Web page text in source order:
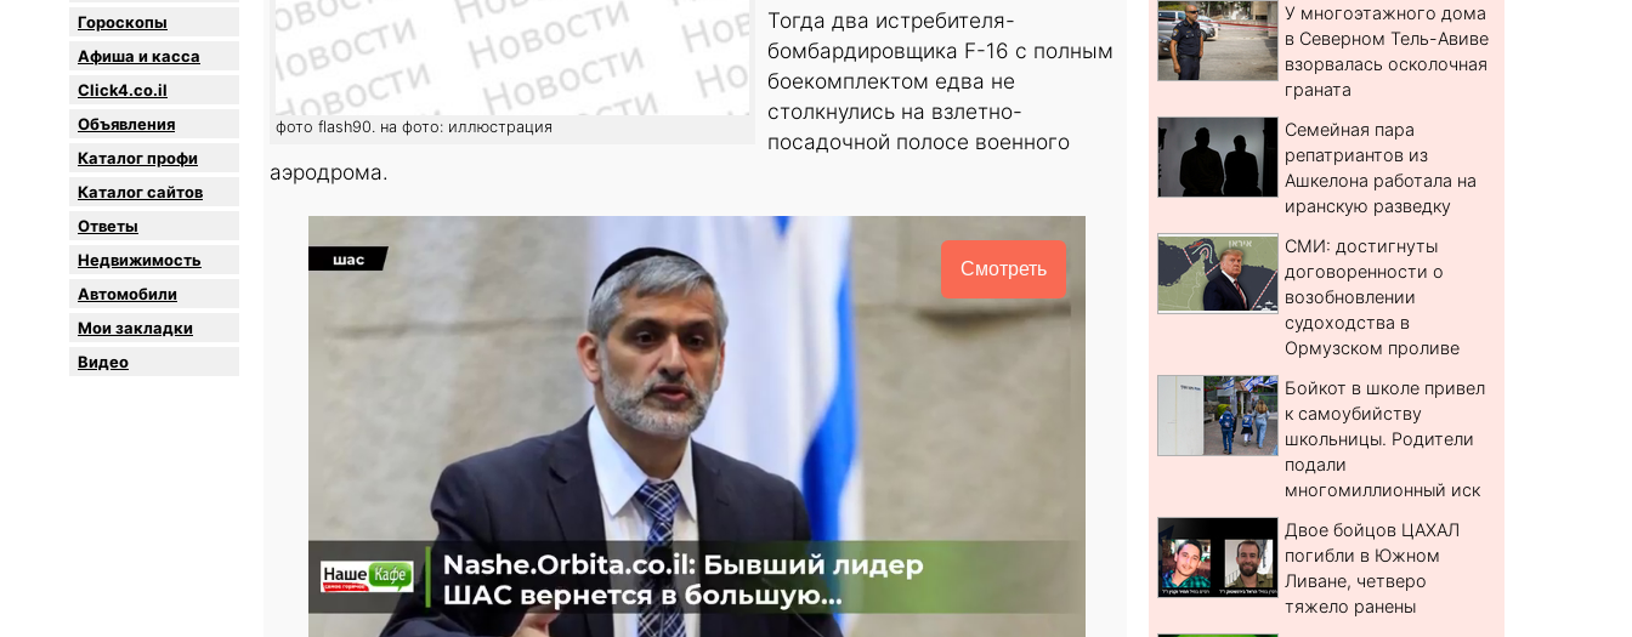
Гороскопы
Афиша и касса
Click4.co.il
Объявления
Каталог профи
Каталог сайтов
Oтветы
Недвижимость
Автомобили
Мои закладки
Видео
фото flash90. на фото: иллюстрация
Тогда два истребителя-
бомбардировщика F-16 с полным
боекомплектом едва не
столкнулись на взлетно-
посадочной полосе военного
аэродрома.
Смотреть
У многоэтажного дома
в Северном Тель-Авиве
взорвалась осколочная
граната
Семейная пара
репатриантов из
Ашкелона работала на
иранскую разведку
СМИ: достигнуты
договоренности о
возобновлении
судоходства в
Ормузском проливе
Бойкот в школе привел
к самоубийству
школьницы. Родители
подали
многомиллионный иск
Двое бойцов ЦАХАЛ
погибли в Южном
Ливане, четверо
тяжело ранены